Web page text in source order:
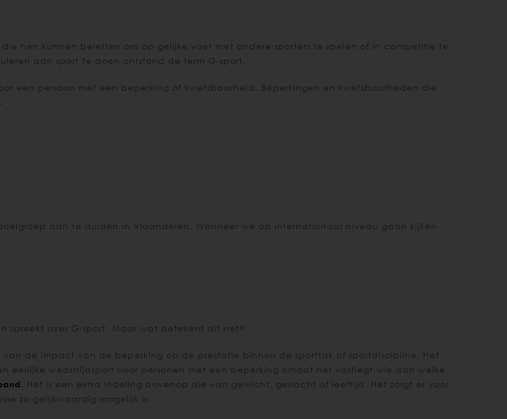
die hen kunnen beletten om op gelijke voet met andere sporters te spelen of in competitie te
aan sport te doen ontstond de term G-sport.
een persoon met een beperking of kwetsbaarheid. Beperkingen en kwetsbaarheden die
aan te duiden in Vlaanderen. Wanneer we op internationaal niveau gaan kijken
spreekt over G-sport. Maar wat betekent dit net?
van de impact van de beperking op de prestatie binnen de sporttak of sportdiscipline. Het
eerlijke wedstrijdsport voor personen met een beperking omdat het vastlegt wie aan welke
. Het is een extra indeling bovenop die van gewicht, geslacht of leeftijd. Het zorgt er voor
zo gelijkwaardig mogelijk is.